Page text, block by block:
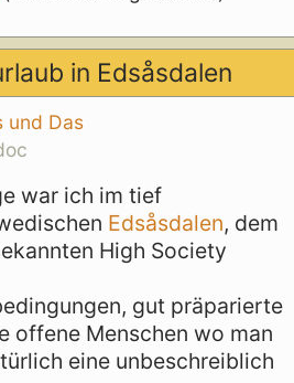
in Edsåsdalen
und Das
war ich im tief
Edsåsdalen, dem
High Society
gut präparierte
offene Menschen wo man
eine unbeschreiblich